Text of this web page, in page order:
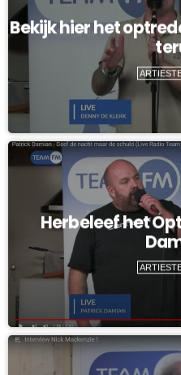
Bekijk hier het
Herbeleef het